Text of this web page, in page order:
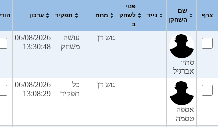
צרף
שם
השחקן
נייד
פנוי
לשחק
ב
מחוז תפקיד עדכון
סתיו
אברגיל
גוש דן
עושה
משחק
06/08/2026
13:30:48
אספה
טסמה
גוש דן
כל
תפקיד
06/08/2026
13:08:29